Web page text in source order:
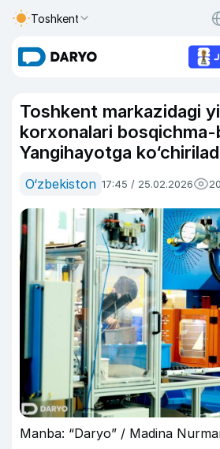
Toshkent
Toshkent markazidagi
korxonalari
Yangihayotga
O‘zbekiston 17:45 / 25.02.2026
Manba: “Daryo” / Madina